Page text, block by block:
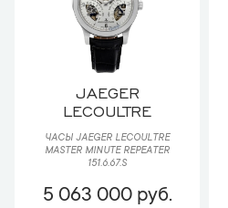
JAEGER
LECOULTRE
ЧАСЫ JAEGER LECOULTRE
MASTER MINUTE REPEATER
151.6.67.S
5 063 000 руб.